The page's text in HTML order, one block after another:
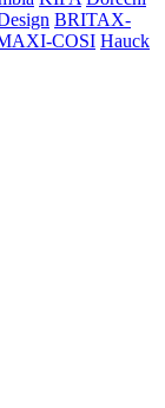
BRITAX-
COSI Hauck